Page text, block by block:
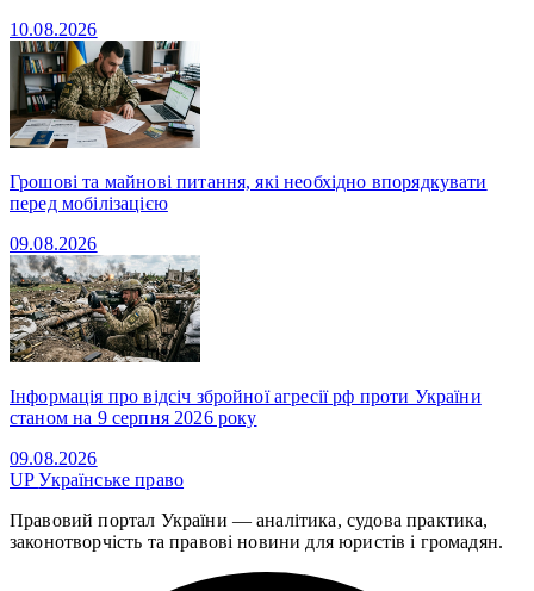
10.08.2026
Грошові та майнові питання, які необхідно впорядкувати
перед мобілізацією
09.08.2026
Інформація про відсіч збройної агресії рф проти України
станом на 9 серпня 2026 року
09.08.2026
UPУкраїнське право
Правовий портал України — аналітика, судова практика,
законотворчість та правові новини для юристів і громадян.